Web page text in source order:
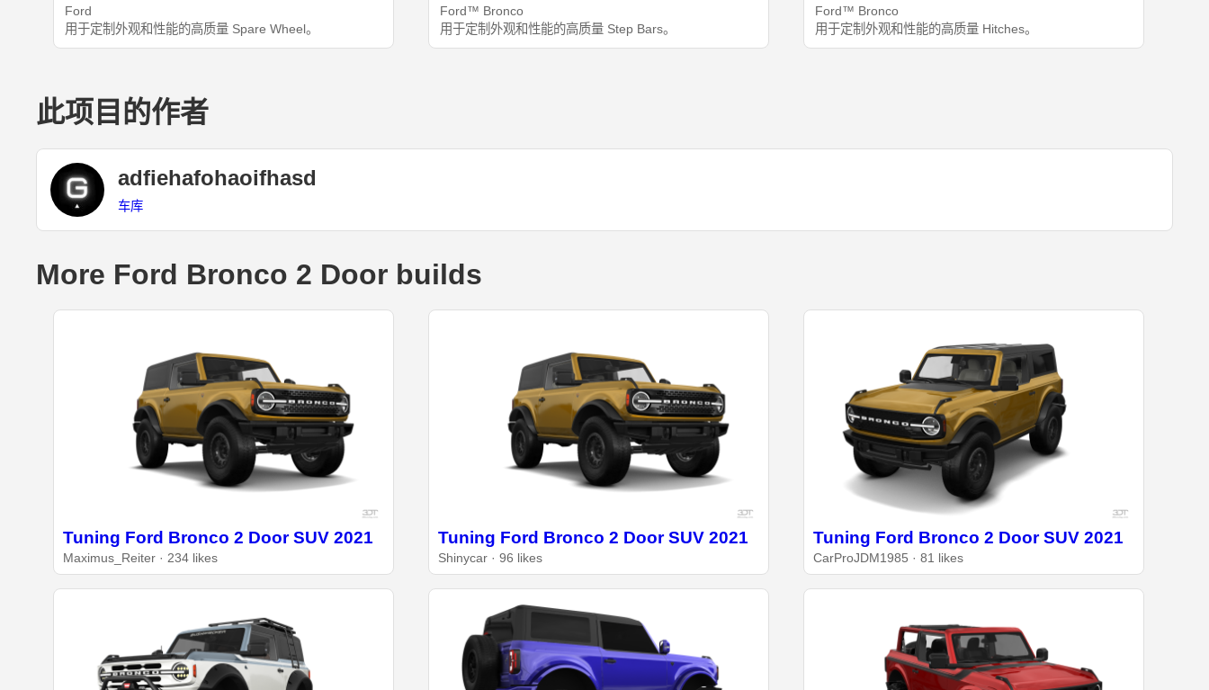
Ford
用于定制外观和性能的高质量 Spare Wheel。
Ford™ Bronco
用于定制外观和性能的高质量 Step Bars。
Ford™ Bronco
用于定制外观和性能的高质量 Hitches。
此项目的作者
adfiehafohaoifhasd
车库
More Ford Bronco 2 Door builds
Tuning Ford Bronco 2 Door SUV 2021
Maximus_Reiter · 234 likes
Tuning Ford Bronco 2 Door SUV 2021
Shinycar · 96 likes
Tuning Ford Bronco 2 Door SUV 2021
CarProJDM1985 · 81 likes